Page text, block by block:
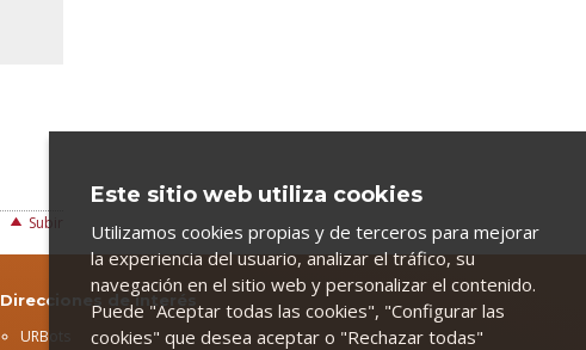
Subir
Direcciones de interés
URBots
Este sitio web utiliza cookies
Utilizamos cookies propias y de terceros para mejorar
la experiencia del usuario, analizar el tráfico, su
navegación en el sitio web y personalizar el contenido.
Puede "Aceptar todas las cookies", "Configurar las
cookies" que desea aceptar o "Rechazar todas"